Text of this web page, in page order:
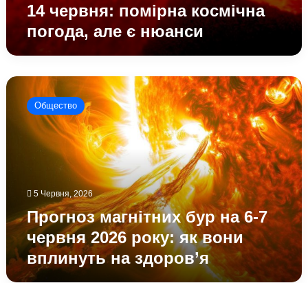
14 червня: помірна космічна
погода, але є нюанси
Прогноз
магнітних
вони
вплинуть
на
здоров’я
Общество
5 Червня, 2026
Прогноз магнітних бур на 6-7
червня 2026 року: як вони
вплинуть на здоров’я